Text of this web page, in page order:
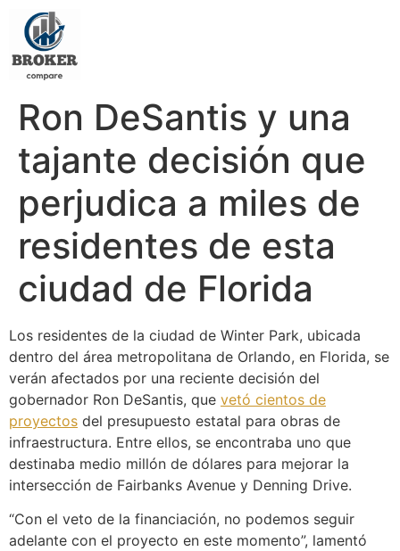
Ron DeSantis y una
tajante decisión que
perjudica a miles de
residentes de esta
ciudad de Florida
Los residentes de la ciudad de Winter Park, ubicada
dentro del área metropolitana de Orlando, en Florida, se
verán afectados por una reciente decisión del
gobernador Ron DeSantis, que vetó cientos de
proyectos del presupuesto estatal para obras de
infraestructura. Entre ellos, se encontraba uno que
destinaba medio millón de dólares para mejorar la
intersección de Fairbanks Avenue y Denning Drive.
“Con el veto de la financiación, no podemos seguir
adelante con el proyecto en este momento”, lamentó